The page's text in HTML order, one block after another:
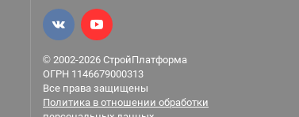
© 2002-2026 СтройПлатформа
ОГРН 1146679000313
Все права защищены
Политика в отношении обработки